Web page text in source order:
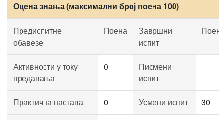
Оцена знања (максимални број поена 100)
Предиспитне
обавезе
Поена
Завршни
испит
Активности у току
предавања
0
Писмени
испит
Практична настава 0 Усмени испит 30